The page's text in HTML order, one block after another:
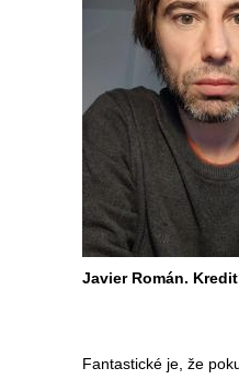
Javier Román.
Fantastické je, že